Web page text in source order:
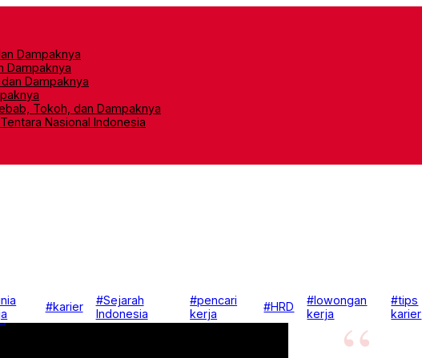
Dampaknya
Dampaknya
Dampaknya
Tokoh, dan Dampaknya
Nasional Indonesia
#karier
#Sejarah
Indonesia
#pencari
kerja
#HRD
#lowongan
kerja
#tips
karier